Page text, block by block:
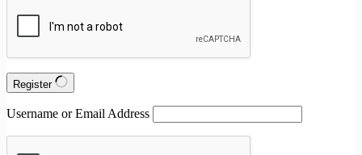
Register
Username or Email Address